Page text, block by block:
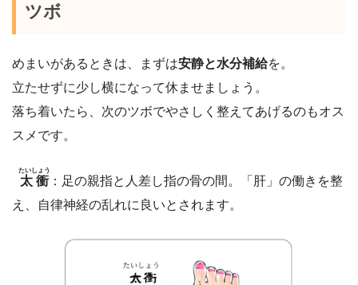
ツボ
めまいがあるときは、まずは安静と水分補給を。
立たせずに少し横になって休ませましょう。
落ち着いたら、次のツボでやさしく整えてあげるのもオス
スメです。
太衝
たいしょう
：足の親指と人差し指の骨の間。「肝」の働きを整
え、自律神経の乱れに良いとされます。